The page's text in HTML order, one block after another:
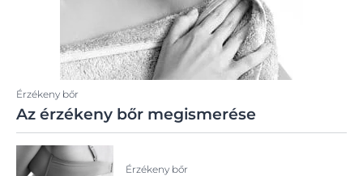
Érzékeny bőr
Az érzékeny bőr megismerése
Érzékeny bőr